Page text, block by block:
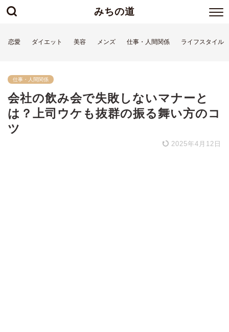
みちの道
恋愛 ダイエット 美容 メンズ 仕事・人間関係 ライフスタイル
仕事・人間関係
会社の飲み会で失敗しないマナーと
は？上司ウケも抜群の振る舞い方のコ
ツ
2025年4月12日